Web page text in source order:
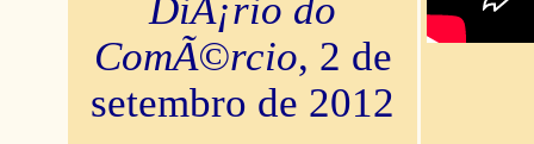
DiÃ¡rio do
ComÃ©rcio, 2 de
setembro de 2012